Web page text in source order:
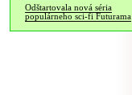
Odštartovala nová séria
populárneho sci-fi Futurama